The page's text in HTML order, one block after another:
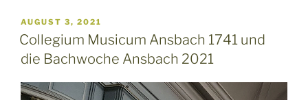
VERÖFFENTLICHT
AM
AUGUST 3, 2021
Collegium Musicum Ansbach 1741 und
die Bachwoche Ansbach 2021